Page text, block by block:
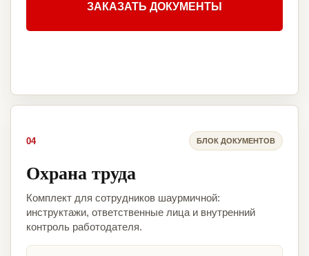
ЗАКАЗАТЬ ДОКУМЕНТЫ
04 БЛОК ДОКУМЕНТОВ
Охрана труда
Комплект для сотрудников шаурмичной:
инструктажи, ответственные лица и внутренний
контроль работодателя.